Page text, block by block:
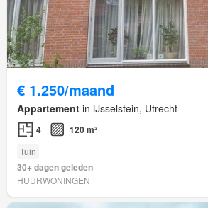
€ 1.250/maand
Appartement in IJsselstein, Utrecht
4 120 m²
Tuin
30+ dagen geleden
HUURWONINGEN